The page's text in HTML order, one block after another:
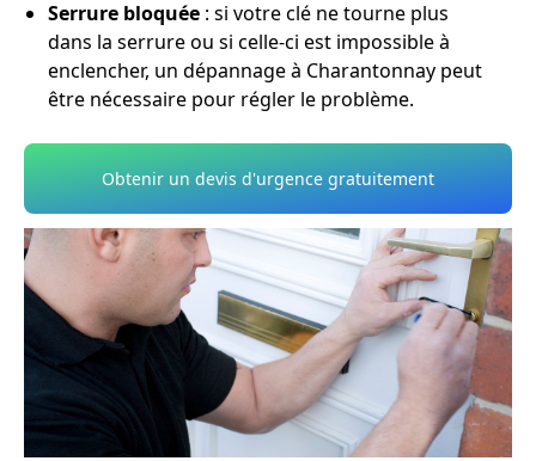
Serrure bloquée : si votre clé ne tourne plus
dans la serrure ou si celle-ci est impossible à
enclencher, un dépannage à Charantonnay peut
être nécessaire pour régler le problème.
Obtenir un devis d'urgence gratuitement